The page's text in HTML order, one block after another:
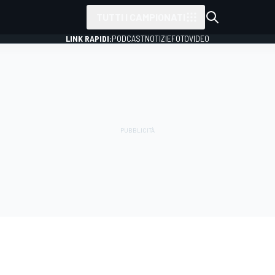
LINK RAPIDI:PODCASTNOTIZIEFOTOVIDEO